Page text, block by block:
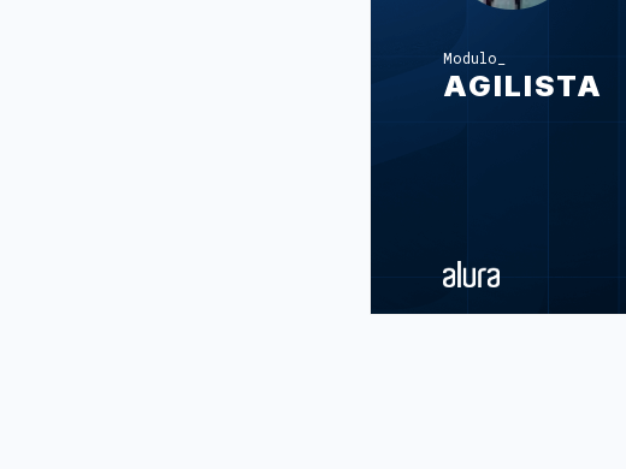
Modulo
AGILISTA